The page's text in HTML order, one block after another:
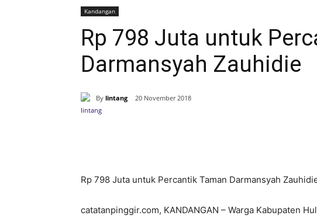
Kandangan
Rp 798 Juta untuk
Darmansyah Zauhidie
By lintang 20 November 2018
Rp 798 Juta untuk Percantik Taman Darmansyah
catatanpinggir.com, KANDANGAN – Warga Kabupaten